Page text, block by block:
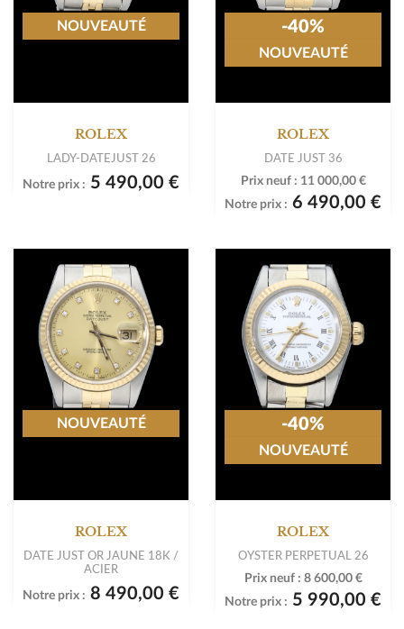
ROLEX
LADY-DATEJUST 26
Notre prix : 5 490,00 €
NOUVEAUTÉ
ROLEX
DATE JUST 36
Prix neuf : 11 000,00 €
Notre prix : 6 490,00 €
-40%
NOUVEAUTÉ
ROLEX
DATE JUST OR JAUNE 18K /
ACIER
Notre prix : 8 490,00 €
NOUVEAUTÉ
ROLEX
OYSTER PERPETUAL 26
Prix neuf : 8 600,00 €
Notre prix : 5 990,00 €
-40%
NOUVEAUTÉ